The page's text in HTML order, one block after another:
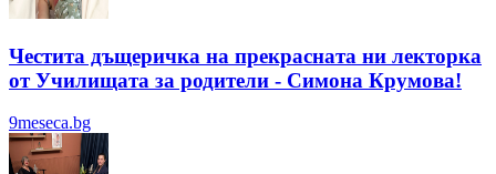
Честита дъщеричка на прекрасната ни лекторка
от Училищата за родители - Симона Крумова!
9meseca.bg